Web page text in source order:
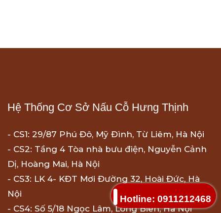
Hệ Thống Cơ Sở Nấu Cỗ Hưng Thịnh
- CS1: 29/87 Phú Đô, Mỹ Đình, Từ Liêm, Hà Nội
- CS2: Tầng 4 Tòa nhà bưu điện, Nguyễn Cảnh
Dị, Hoàng Mai, Hà Nội
- CS3: LK 4- KĐT Mơi Đường 32, Hoài Đức, Hà
Nội
- CS4: Số 5/18 Ngọc Lâm, Long Biên, Hà Nội
Hotline: 0911212468